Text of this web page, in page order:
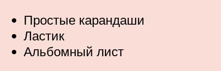
Простые карандаши
Ластик
Альбомный лист